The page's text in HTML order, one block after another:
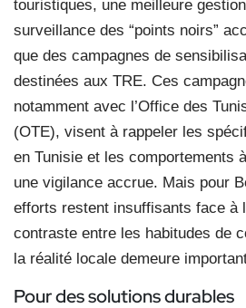
touristiques, une meilleure
surveillance des “points noirs”
que des campagnes de
destinées aux TRE. Ces
notamment avec l’Office des
(OTE), visent à rappeler les
en Tunisie et les comportements
une vigilance accrue. Mais pour
efforts restent insuffisants face à
contraste entre les habitudes de
la réalité locale demeure
Pour des solutions durables